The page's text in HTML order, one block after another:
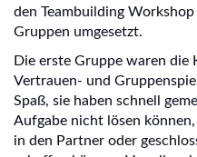
den Teambuilding
Gruppen umgesetzt.
Die erste Gruppe waren die
Vertrauen- und
Spaß, sie haben schnell
Aufgabe nicht lösen
in den Partner oder